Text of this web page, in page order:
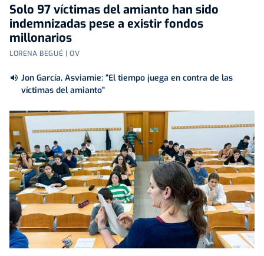
Solo 97 víctimas del amianto han sido
indemnizadas pese a existir fondos
millonarios
LORENA BEGUÉ | OV
Jon García, Asviamie: “El tiempo juega en contra de las
víctimas del amianto”